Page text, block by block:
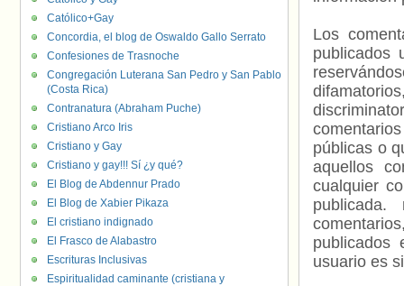
Los
publicados
públicas o
aquellos
cualquier
usuario es
Católico+Gay
Concordia, el blog de Oswaldo Gallo Serrato
Confesiones de Trasnoche
Congregación Luterana San Pedro y San Pablo
(Costa Rica)
Contranatura (Abraham Puche)
Cristiano Arco Iris
Cristiano y Gay
Cristiano y gay!!! Sí ¿y qué?
El Blog de Abdennur Prado
El Blog de Xabier Pikaza
El cristiano indignado
El Frasco de Alabastro
Escrituras Inclusivas
Espiritualidad caminante (cristiana y